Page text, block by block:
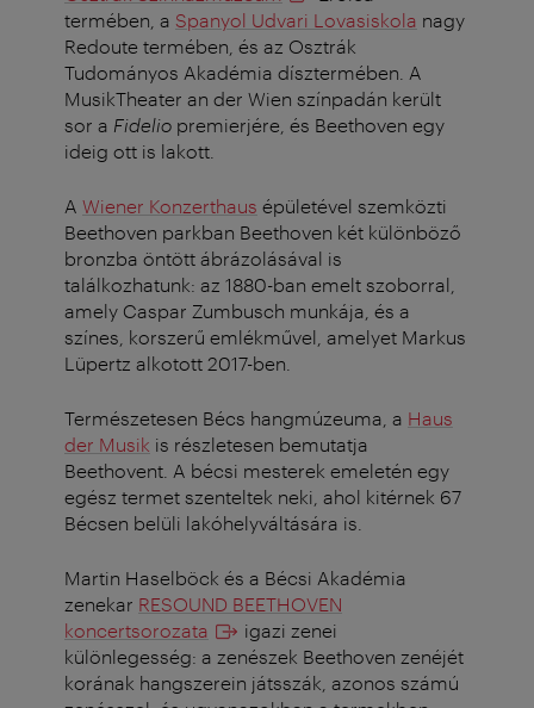
termében, a Spanyol Udvari Lovasiskola nagy
Redoute termében, és az Osztrák
Tudományos Akadémia dísztermében. A
MusikTheater an der Wien színpadán került
sor a Fidelio premierjére, és Beethoven egy
ideig ott is lakott.
A Wiener Konzerthaus épületével szemközti
Beethoven parkban Beethoven két különböző
bronzba öntött ábrázolásával is
találkozhatunk: az 1880-ban emelt szoborral,
amely Caspar Zumbusch munkája, és a
színes, korszerű emlékművel, amelyet Markus
Lüpertz alkotott 2017-ben.
Természetesen Bécs hangmúzeuma, a Haus
der Musik is részletesen bemutatja
Beethovent. A bécsi mesterek emeletén egy
egész termet szenteltek neki, ahol kitérnek 67
Bécsen belüli lakóhelyváltására is.
Martin Haselböck és a Bécsi Akadémia
zenekar RESOUND BEETHOVEN
koncertsorozata
igazi zenei
különlegesség: a zenészek Beethoven zenéjét
korának hangszerein játsszák, azonos számú